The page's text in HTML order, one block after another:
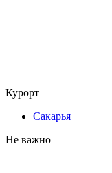
Курорт
Сакарья
Не важно